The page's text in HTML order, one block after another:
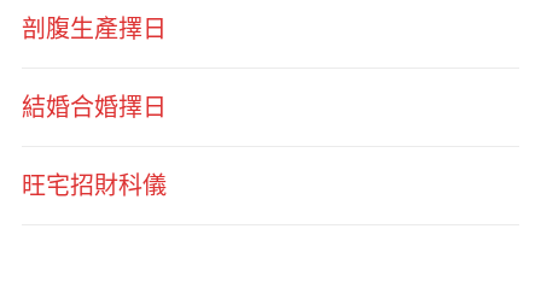
剖腹生產擇日
結婚合婚擇日
旺宅招財科儀